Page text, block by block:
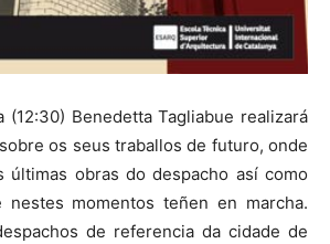
(12:30) Benedetta Tagliabue realizará
os seus traballos de futuro, onde
últimas obras do despacho así como
momentos teñen en marcha.
de referencia da cidade de